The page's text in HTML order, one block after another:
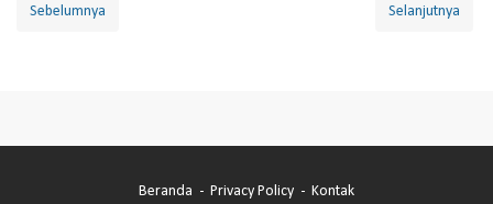
Sebelumnya Selanjutnya
Beranda Privacy Policy Kontak